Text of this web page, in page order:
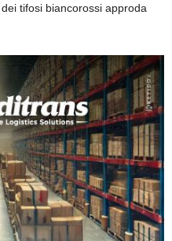
tifosi biancorossi approda